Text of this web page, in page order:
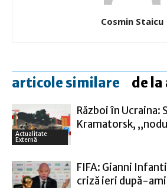
Cosmin Staicu
articole similare de
Actualitate
Externă
Război în Ucraina:
Kramatorsk,
FIFA: Gianni
criză ieri după-